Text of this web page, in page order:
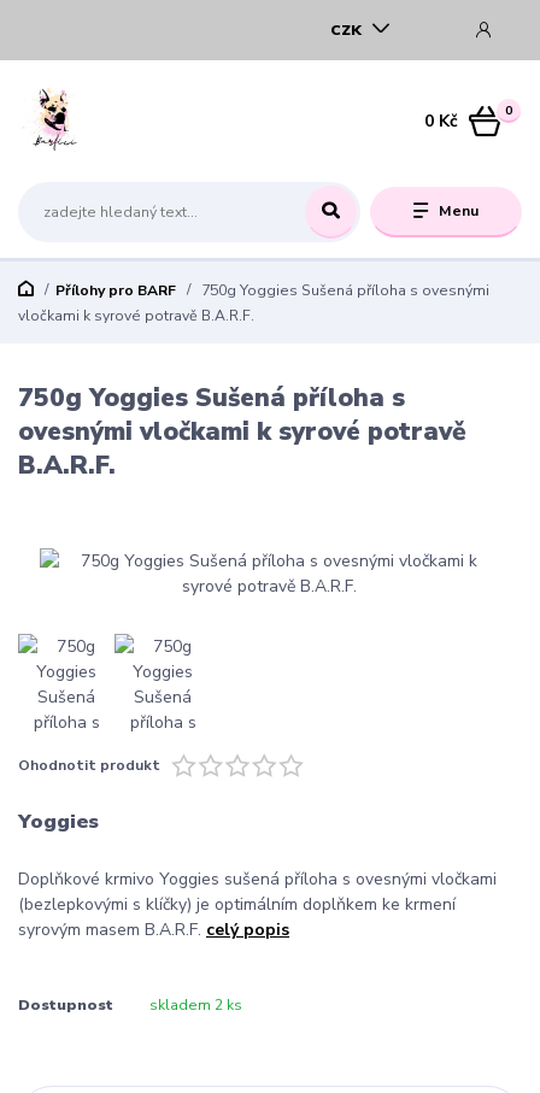
Menu
CZK
0
0 Kč
Přílohy pro BARF
750g Yoggies Sušená příloha s ovesnými
vločkami k syrové potravě B.A.R.F.
750g Yoggies Sušená příloha s
ovesnými vločkami k syrové potravě
B.A.R.F.
Ohodnotit produkt
Yoggies
Doplňkové krmivo Yoggies sušená příloha s ovesnými vločkami
(bezlepkovými s klíčky) je optimálním doplňkem ke krmení
syrovým masem B.A.R.F. celý popis
Dostupnost skladem 2 ks